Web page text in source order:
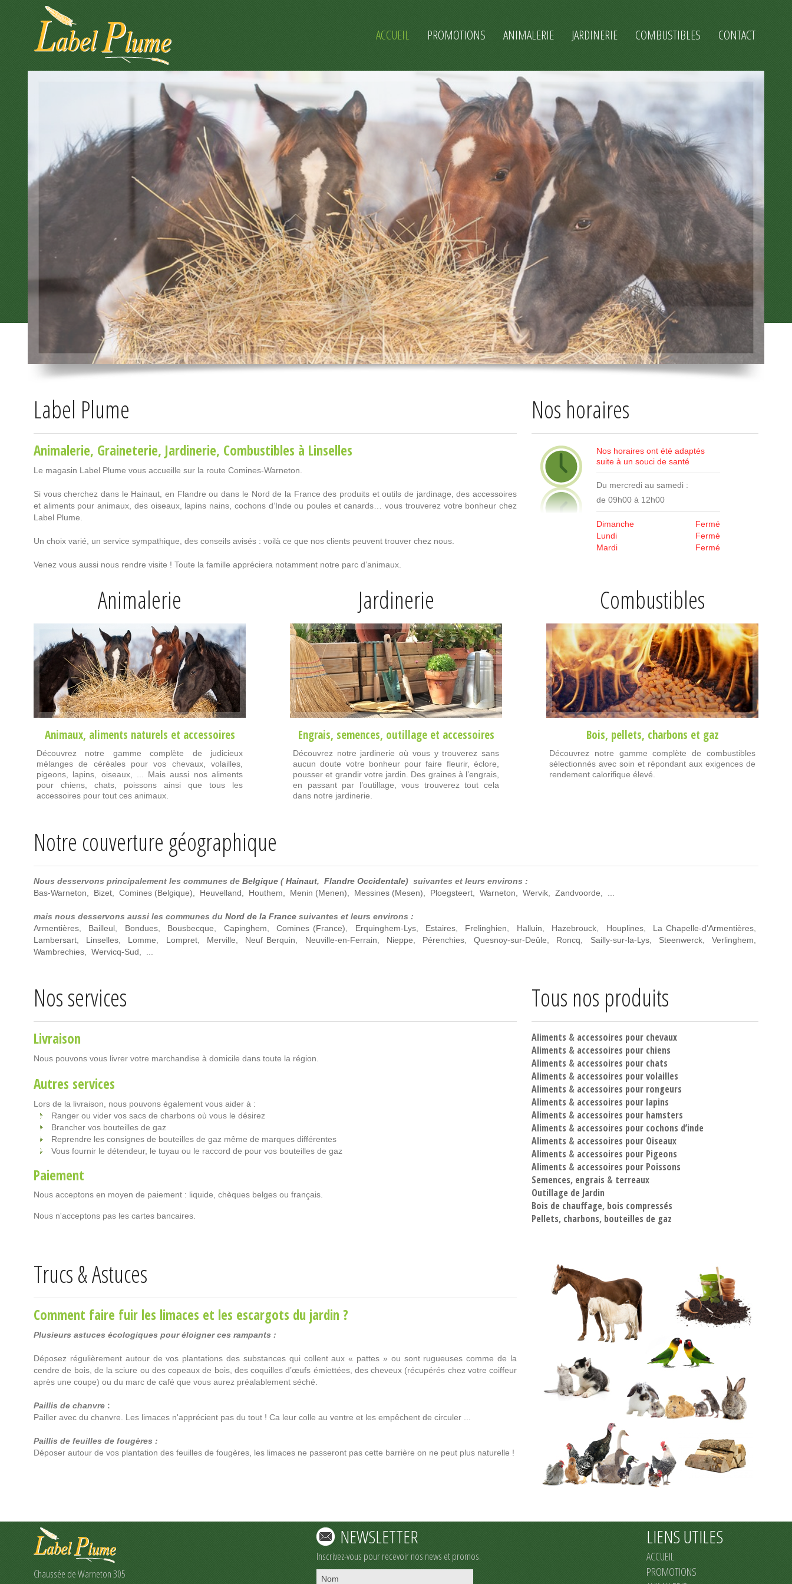
ACCUEIL PROMOTIONS ANIMALERIE JARDINERIE COMBUSTIBLES CONTACT
Label Plume
Animalerie, Graineterie, Jardinerie, Combustibles à Linselles
Le magasin Label Plume vous accueille sur la route Comines-Warneton.
Si vous cherchez dans le Hainaut, en Flandre ou dans le Nord de la France des produits et outils de jardinage, des accessoires
et aliments pour animaux, des oiseaux, lapins nains, cochons d’Inde ou poules et canards… vous trouverez votre bonheur chez
Label Plume.
Un choix varié, un service sympathique, des conseils avisés : voilà ce que nos clients peuvent trouver chez nous.
Venez vous aussi nous rendre visite ! Toute la famille appréciera notamment notre parc d’animaux.
Nos horaires
Nos horaires ont été adaptés
suite à un souci de santé
Du mercredi au samedi :
de 09h00 à 12h00
Dimanche
Fermé
Lundi
Fermé
Mardi
Fermé
Animalerie
Animaux, aliments naturels et accessoires
Découvrez notre gamme complète de judicieux
mélanges de céréales pour vos chevaux, volailles,
pigeons, lapins, oiseaux, ... Mais aussi nos aliments
pour chiens, chats, poissons ainsi que tous les
accessoires pour tout ces animaux.
Jardinerie
Engrais, semences, outillageet accessoires
Découvrez notre jardinerie où vous y trouverez sans
aucun doute votre bonheur pour faire fleurir, éclore,
pousser et grandir votre jardin. Des graines à l’engrais,
en passant par l’outillage, vous trouverez tout cela
dans notre jardinerie.
Combustibles
Bois, pellets, charbons et gaz
Découvrez notre gamme complète de combustibles
sélectionnés avec soin et répondant aux exigences de
rendement calorifique élevé.
Notre couverture géographique
Nous desservons principalement les communes de Belgique (Hainaut, Flandre Occidentale) suivantes et leurs environs :
Bas-Warneton
Bizet Comines (Belgique) Heuvelland Houthem Menin (Menen) Messines (Mesen) Ploegsteert Warneton Wervik Zandvoorde
mais nous desservons aussi les communes du Nord de la France suivantes et leurs environs :
Armentières
Bailleul Bondues, Bousbecque Capinghem Comines (France) Erquinghem-Lys, Estaires, Frelinghien Halluin Hazebrouck Houplines, La Chapelle-d'Armentières
Lambersart
Linselles Lomme Lompret, Merville Neuf Berquin Neuville-en-Ferrain Nieppe Pérenchies ,Quesnoy-sur-Deûle Roncq Sailly-sur-la-Lys, Steenwerck,Verlinghem
Wambrechies
Wervicq-Sud
Nos services
Livraison
Nous pouvons vous livrer votre marchandise à domicile dans toute la région.
Autres services
Lors de la livraison, nous pouvons également vous aider à :
Ranger ou vider vos sacs de charbons où vous le désirez
Brancher vos bouteilles de gaz
Reprendre les consignes de bouteilles de gaz même de marques différentes
Vous fournir le détendeur, le tuyau ou le raccord de pour vos bouteilles de gaz
Paiement
Nous acceptons en moyen de paiement : liquide, chèques belges ou français.
Nous n'acceptons pas les cartes bancaires.
Tous nos produits
Aliments & accessoires pour chevaux
Aliments & accessoires pour chiens
Aliments & accessoires pour chats
Aliments & accessoires pour volailles
Aliments & accessoires pour rongeurs
Aliments & accessoires pour lapins
Aliments & accessoires pour hamsters
Aliments & accessoires pour cochons d’inde
Aliments & accessoires pour Oiseaux
Aliments & accessoires pour Pigeons
Aliments & accessoires pour Poissons
Semences, engrais & terreaux
Outillage de Jardin
Bois de chauffage, bois compressés
Pellets, charbons, bouteilles de gaz
Trucs & Astuces
Comment faire fuir les limaces et les escargots du jardin ?
Plusieurs astuces écologiques pour éloigner ces rampants :
Déposez régulièrement autour de vos plantations des substances qui collent aux « pattes » ou sont rugueuses comme de la
cendre de bois, de la sciure ou des copeaux de bois, des coquilles d’œufs émiettées, des cheveux (récupérés chez votre coiffeur
après une coupe) ou du marc de café que vous aurez préalablement séché.
Paillis de chanvre :
Pailler avec du chanvre. Les limaces n'apprécient pas du tout ! Ca leur colle au ventre et les empêchent de circuler ...
Paillis de feuilles de fougères :
Déposer autour de vos plantation des feuilles de fougères, les limaces ne passeront pas cette barrière on ne peut plus naturelle !
Chaussée de Warneton 305
NEWSLETTER
Inscrivez-vous pour recevoir nos news et promos.
LIENS UTILES
ACCUEIL
PROMOTIONS
Panneau de gestion des cookies